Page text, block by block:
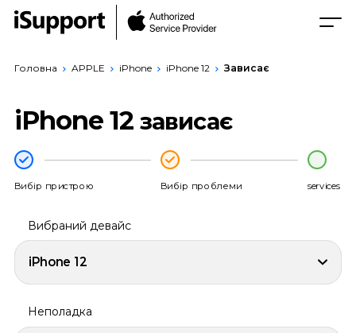
Головна APPLE iPhone iPhone 12 Зависає
iPhone 12зависає
Вибір пристрою Вибір проблеми services
Вибраний девайс
iPhone 12
Неполадка